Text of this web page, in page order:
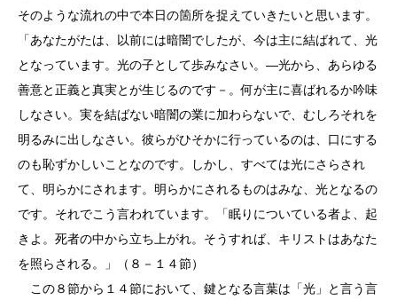
そのような流れの中で本日の箇所を捉えていきたいと思います。
「あなたがたは、以前には暗闇でしたが、今は主に結ばれて、光
となっています。光の子として歩みなさい。―光から、あらゆる
善意と正義と真実とが生じるのです－。何が主に喜ばれるか吟味
しなさい。実を結ばない暗闇の業に加わらないで、むしろそれを
明るみに出しなさい。彼らがひそかに行っているのは、口にする
のも恥ずかしいことなのです。しかし、すべては光にさらされ
て、明らかにされます。明らかにされるものはみな、光となるの
です。それでこう言われています。「眠りについている者よ、起
きよ。死者の中から立ち上がれ。そうすれば、キリストはあなた
を照らされる。」（８－１４節）
この８節から１４節において、鍵となる言葉は「光」と言う言